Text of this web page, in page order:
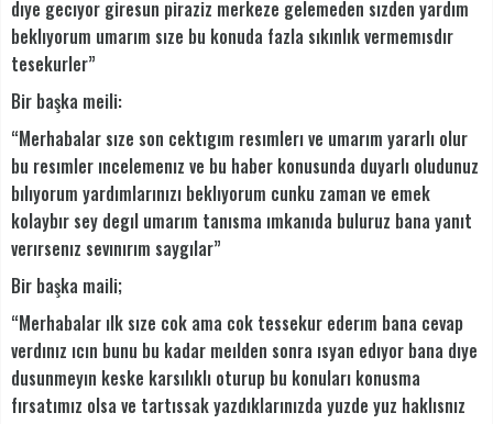
dıye gecıyor giresun piraziz merkeze gelemeden sızden yardım
beklıyorum umarım sıze bu konuda fazla sıkınlık vermemısdır
tesekurler”
Bir başka meili:
“Merhabalar sıze son cektıgım resımlerı ve umarım yararlı olur
bu resımler ıncelemenız ve bu haber konusunda duyarlı oludunuz
bılıyorum yardımlarınızı beklıyorum cunku zaman ve emek
kolaybır sey degıl umarım tanısma ımkanıda buluruz bana yanıt
verırsenız sevınırım saygılar”
Bir başka maili;
“Merhabalar ılk sıze cok ama cok tessekur ederım bana cevap
verdınız ıcın bunu bu kadar meılden sonra ısyan edıyor bana dıye
dusunmeyın keske karsılıklı oturup bu konuları konusma
fırsatımız olsa ve tartıssak yazdıklarınızda yuzde yuz haklısnız